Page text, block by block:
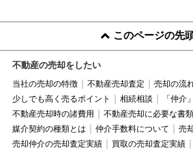
このページの先
不動産の売却をしたい
当社の売却の特徴 不動産売却査定
売却の流
少しでも高く売るポイント
相続相談
「仲介
不動産売却時の諸費用
不動産売却に必要な書
媒介契約の種類とは
仲介手数料について
売
売却仲介の売却査定実績
買取の売却査定実績